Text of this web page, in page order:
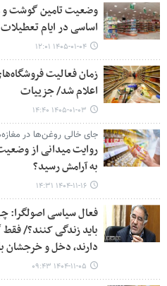
وضعیت تامین گوشت و
اساسی در ایام
۱۴۰۵-۰۱-۰۴ ۱۲:۰۱
زمان فعالیت
اعلام شد/ جزییات
۱۴۰۵-۰۱-۰۳ ۱۴:۴۰
جای خالی روغن‌ها در
روایت میدانی از
به آرامش رسید؟
۱۴۰۴-۱۱-۱۶ ۱۴:۳۱
فعال سیاسی اصولگرا:
باید زندگی کنند؟/
دارند، دخل و خرجشان
۱۴۰۴-۱۱-۰۵ ۰۹:۴۳